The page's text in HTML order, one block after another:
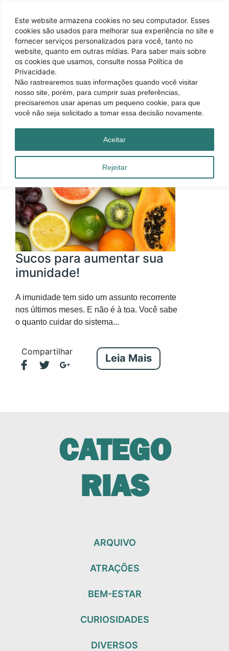
Este website armazena cookies no seu computador. Esses
cookies são usados ​​para melhorar sua experiência no site e
fornecer serviços personalizados para você, tanto no
website, quanto em outras mídias. Para saber mais sobre
os cookies que usamos, consulte nossa Política de
Privacidade.
Não rastrearemos suas informações quando você visitar
nosso site, porém, para cumprir suas preferências,
precisaremos usar apenas um pequeno cookie, para que
você não seja solicitado a tomar essa decisão novamente.
Rejeitar
Aceitar
Sucos para aumentar sua
imunidade!
A imunidade tem sido um assunto recorrente
nos últimos meses. E não é à toa. Você sabe
o quanto cuidar do sistema...
Compartilhar
Leia Mais
CATEGO
RIAS
ARQUIVO
ATRAÇÕES
BEM-ESTAR
CURIOSIDADES
DIVERSOS